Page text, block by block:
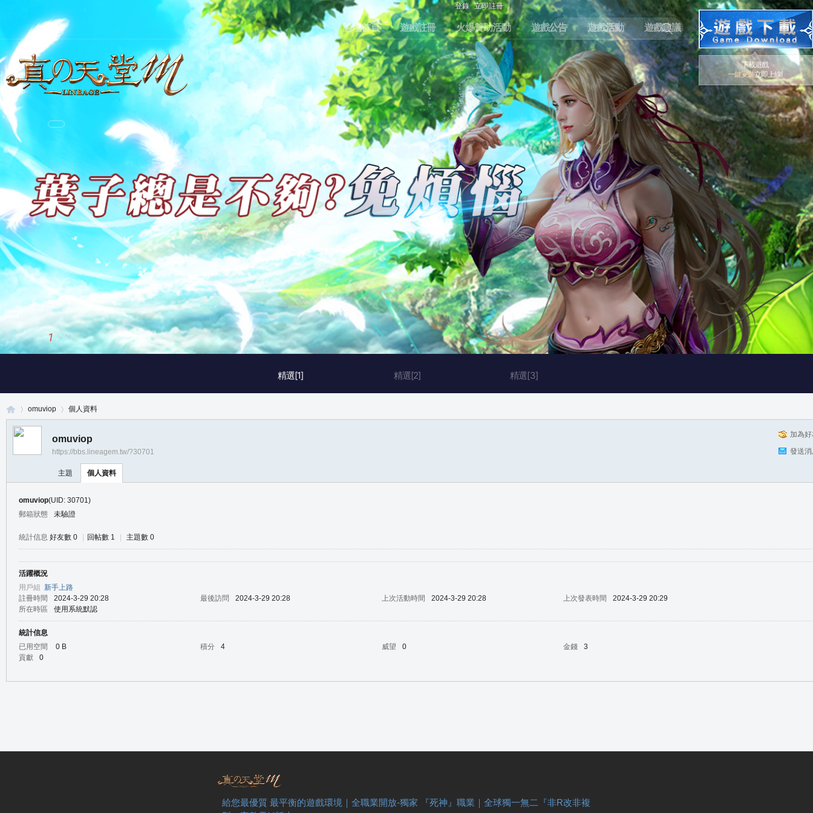
登錄 立即註冊
論壇首頁 遊戲註冊 火爆贊助活動 遊戲公告 遊戲活動 遊戲建議
下載遊戲
一鍵安裝立即上線!
精選[1] 精選[2] 精選[3]
1 / 3
omuviop 個人資料
加為
發送
omuviop
https://bbs.lineagem.tw/?30701
主題 個人資料
omuviop(UID: 30701)
郵箱狀態
未驗證
統計信息 好友數 0 回帖數 1 主題數 0
活躍概況
用戶組 新手上路
註冊時間
2024-3-29 20:28 最後訪問 2024-3-29 20:28 上次活動時間 2024-3-29 20:28 上次發表時間
2024-3-29 20:29
所在時區
使用系統默認
統計信息
已用空間
0 B 積分 4 威望 0 金錢
3
貢獻
0
給您最優質 最平衡的遊戲環境｜全職業開放-獨家 『死神』職業｜全球獨一無二『非R改非複